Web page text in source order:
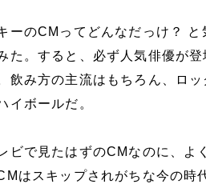
ーのCMってどんなだっけ？ と
た。すると、必ず人気俳優が
飲み方の主流はもちろん、ロ
イボールだ。
ビで見たはずのCMなのに、よ
はスキップされがちな今の時